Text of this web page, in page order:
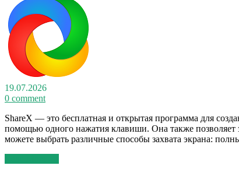
19.07.2026
0 comment
ShareX — это бесплатная и открытая программа для
помощью одного нажатия клавиши. Она также
можете выбрать различные способы захвата экрана: